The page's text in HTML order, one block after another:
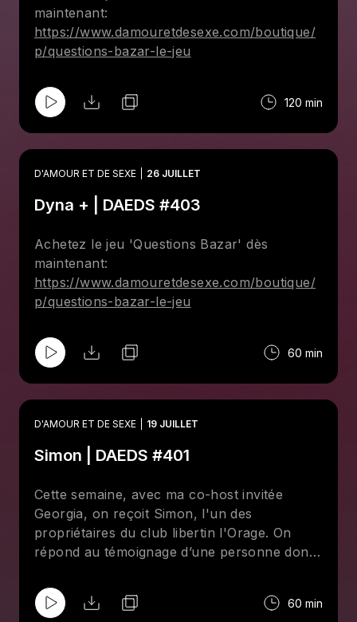
maintenant:
https://www.damouretdesexe.com/boutique/
p/questions-bazar-le-jeu
120 min
D'AMOUR ET DE SEXE 26 JUILLET
Dyna + | DAEDS #403
Achetez le jeu 'Questions Bazar' dès
maintenant:
https://www.damouretdesexe.com/boutique/
p/questions-bazar-le-jeu
60 min
D'AMOUR ET DE SEXE 19 JUILLET
Simon | DAEDS #401
Cette semaine, avec ma co-host invitée
Georgia, on reçoit Simon, l'un des
propriétaires du club libertin l'Orage. On
répond au témoignage d’une personne dont
dans son couple et on se demande combien
de temps il est raisonnable d’attendre. On60 min